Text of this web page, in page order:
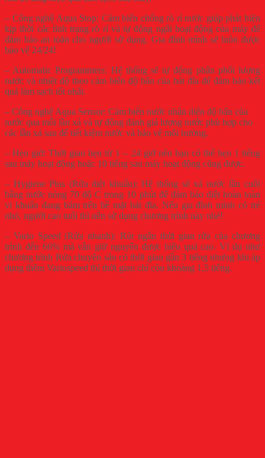
– Công nghệ Aqua Stop: Cảm biến chống rò rỉ nước giúp phát hiện
kịp thời các tình trạng rò rỉ và tự động ngắt hoạt động của máy để
đảm bảo an toàn cho người sử dụng. Gia đình mình sẽ luôn được
bảo vệ 24/24!
– Automatic Programmers: Hệ thống sẽ tự động phân phối lượng
nước và nhiệt độ theo cảm biến độ bẩn của bát đĩa để đảm bảo kết
quả làm sạch tốt nhất.
– Công nghệ Aqua Sensor: Cảm biến nước nhận diện độ bẩn của
nước qua mỗi lần xả và tự động đánh giá lượng nước phù hợp cho
các lần xả sau để tiết kiệm nước và bảo vệ môi trường.
– Hẹn giờ: Thời gian hẹn từ 1 – 24 giờ nên bạn có thể hẹn 1 tiếng
sau máy hoạt động hoặc 10 tiếng sau máy hoạt động cũng được.
– Hygiene Plus (Rửa diệt khuẩn): Hệ thống sẽ xả nước lần cuối
bằng nước nóng 70 độ C trong 10 phút để đảm bảo diệt hoàn toàn
vi khuẩn đang bám trên bề mặt bát đĩa. Nếu gia đình mình có trẻ
nhỏ, người cao tuổi thì nên sử dụng chương trình này nhé!
– Vario Speed (Rửa nhanh): Rút ngắn thời gian rửa của chương
trình đến 66% mà vẫn giữ nguyên được hiệu quả cao. Ví dụ như
chương trình Rửa chuyên sâu có thời gian gần 3 tiếng nhưng khi áp
dụng thêm Variospeed thì thời gian chỉ còn khoảng 1,5 tiếng.